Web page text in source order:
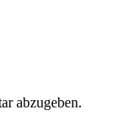
abzugeben.